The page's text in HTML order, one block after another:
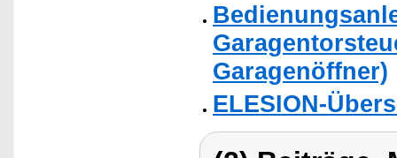
Garagenöffner)
ELESION-